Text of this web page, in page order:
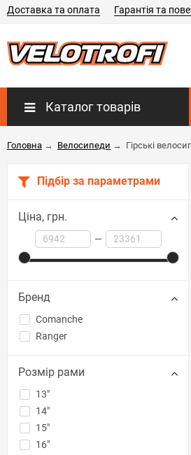
Доставка та оплата Гарантія та
Каталог товарів
Головна → Велосипеди → Гірські
Підбір за параметрами
Ціна, грн.
—
Бренд
Comanche
Ranger
Розмір рами
13"
14"
15"
16"